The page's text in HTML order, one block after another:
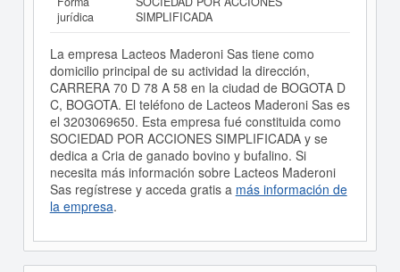
jurídica
SIMPLIFICADA
La empresa Lacteos Maderoni Sas tiene como
domicilio principal de su actividad la dirección,
CARRERA 70 D 78 A 58 en la ciudad de BOGOTA D
C, BOGOTA. El teléfono de Lacteos Maderoni Sas es
el 3203069650. Esta empresa fué constituida como
SOCIEDAD POR ACCIONES SIMPLIFICADA y se
dedica a Cria de ganado bovino y bufalino. Si
necesita más información sobre Lacteos Maderoni
Sas regístrese y acceda gratis a más información de
la empresa.